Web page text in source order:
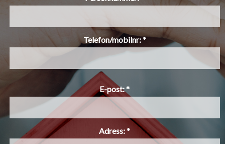
Telefon/mobilnr: *
E-post: *
Adress: *